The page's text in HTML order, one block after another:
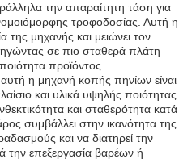
την απαραίτητη τάση για
τροφοδοσίας. Αυτή η
της μηχανής και μειώνει τον
σε πιο σταθερά πλάτη
προϊόντος.
η μηχανή κοπής πηνίων είναι
και υλικά υψηλής ποιότητας
και σταθερότητα κατά
συμβάλλει στην ικανότητα της
και να διατηρεί την
την επεξεργασία βαρέων ή